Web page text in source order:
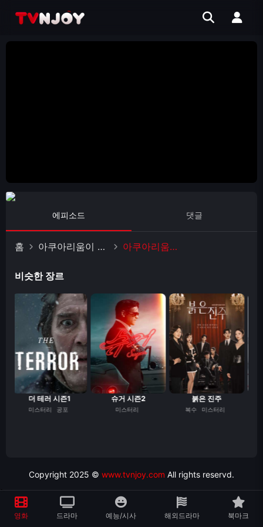
에피소드 댓글
홈 아쿠아리움이 문을 닫으면 아쿠아리움이 문을 닫으면
비슷한 장르
더 테러 시즌1
미스터리 공포
슈거 시즌2
미스터리
붉은 진주
복수 미스터리
Copyright 2025 © www.tvnjoy.com All rights reservd.
영화 드라마 예능/시사 해외드라마 북마크
>